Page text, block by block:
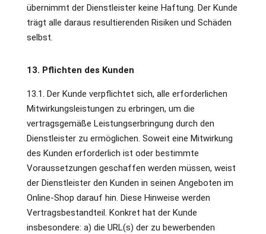
übernimmt der Dienstleister keine Haftung. Der Kunde
trägt alle daraus resultierenden Risiken und Schäden
selbst.
13. Pflichten des Kunden
13.1. Der Kunde verpflichtet sich, alle erforderlichen
Mitwirkungsleistungen zu erbringen, um die
vertragsgemäße Leistungserbringung durch den
Dienstleister zu ermöglichen. Soweit eine Mitwirkung
des Kunden erforderlich ist oder bestimmte
Voraussetzungen geschaffen werden müssen, weist
der Dienstleister den Kunden in seinen Angeboten im
Online-Shop darauf hin. Diese Hinweise werden
Vertragsbestandteil. Konkret hat der Kunde
insbesondere: a) die URL(s) der zu bewerbenden